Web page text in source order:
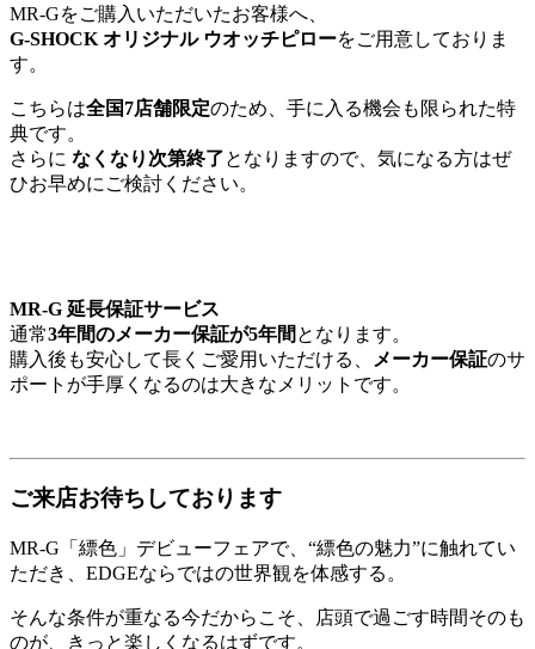
MR-Gをご購入いただいたお客様へ、
G-SHOCK オリジナル ウオッチピローをご用意しておりま
す。
こちらは全国7店舗限定のため、手に入る機会も限られた特
典です。
さらに なくなり次第終了となりますので、気になる方はぜ
ひお早めにご検討ください。
MR-G 延長保証サービス
通常3年間のメーカー保証が5年間 となります。
購入後も安心して長くご愛用いただける、
メーカー保証のサ
ポートが手厚くなるのは大きなメリットです。
ご来店お待ちしております
MR-G「縹色」デビューフェアで、“縹色の魅力”に触れてい
ただき、EDGEならではの世界観を体感する。
そんな条件が重なる今だからこそ、店頭で過ごす時間そのも
のが、きっと楽しくなるはずです。